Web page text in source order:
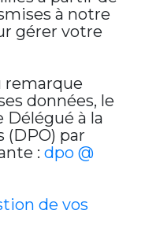
à notre
gérer votre
remarque
données, le
à la
(DPO) par
: dpo @
de vos